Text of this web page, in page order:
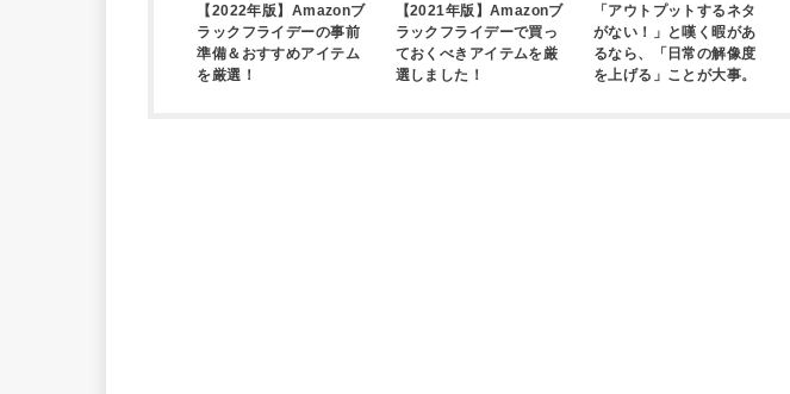
【2022年版】Amazonブ
ラックフライデーの事前
準備＆おすすめアイテム
を厳選！
【2021年版】Amazonブ
ラックフライデーで買っ
ておくべきアイテムを厳
選しました！
「アウトプットするネタ
がない！」と嘆く暇があ
るなら、「日常の解像度
を上げる」ことが大事。